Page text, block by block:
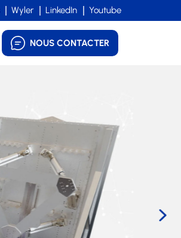
Wyler LinkedIn Youtube
NOUS CONTACTER